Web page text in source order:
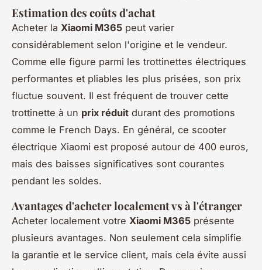
Estimation des coûts d'achat
Acheter la Xiaomi M365 peut varier
considérablement selon l'origine et le vendeur.
Comme elle figure parmi les trottinettes électriques
performantes et pliables les plus prisées, son prix
fluctue souvent. Il est fréquent de trouver cette
trottinette à un prix réduit durant des promotions
comme le French Days. En général, ce scooter
électrique Xiaomi est proposé autour de 400 euros,
mais des baisses significatives sont courantes
pendant les soldes.
Avantages d'acheter localement vs à l'étranger
Acheter localement votre Xiaomi M365 présente
plusieurs avantages. Non seulement cela simplifie
la garantie et le service client, mais cela évite aussi